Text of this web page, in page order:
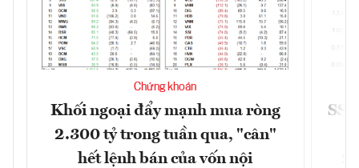
Chứng khoán
Khối ngoại đẩy mạnh mua ròng
2.300 tỷ trong tuần qua, "cân"
hết lệnh bán của vốn nội
SSI